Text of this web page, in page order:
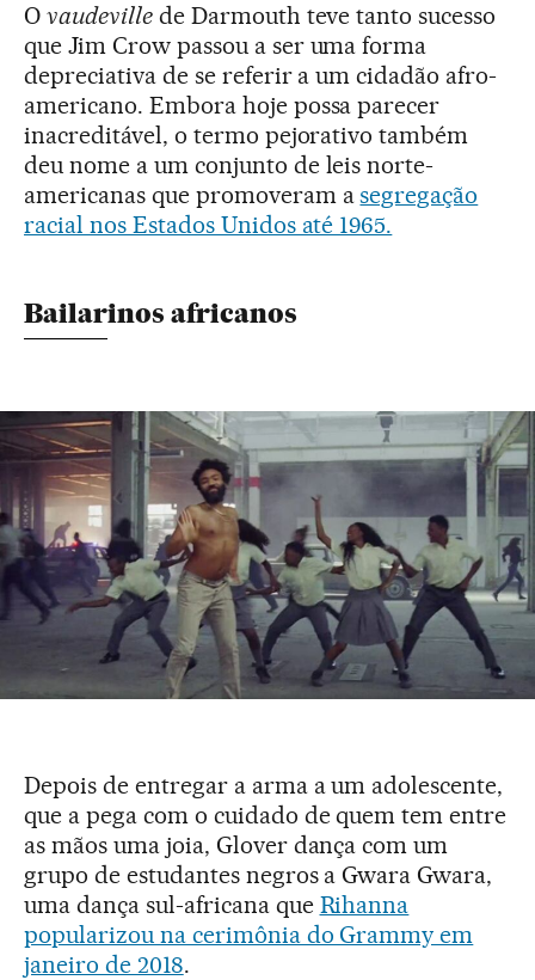
O vaudevillede Darmouth teve tanto sucesso
que Jim Crow passou a ser uma forma
depreciativa de se referir a um cidadão afro-
americano. Embora hoje possa parecer
inacreditável, o termo pejorativo também
deu nome a um conjunto de leis norte-
americanas que promoveram asegregação
racial nos Estados Unidos até 1965.
Bailarinos africanos
Depois de entregar a arma a um adolescente,
que a pega com o cuidado de quem tem entre
as mãos uma joia, Glover dança com um
grupo de estudantes negros a Gwara Gwara,
uma dança sul-africana que Rihanna
popularizou na cerimônia do Grammy em
janeiro de 2018.